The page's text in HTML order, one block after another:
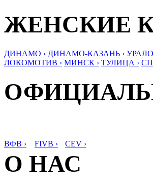
ЖЕНСКИЕ
ДИНАМО › ДИНАМО-КАЗАНЬ ›
ЛОКОМОТИВ › МИНСК › ТУЛИЦА ›
ВФВ › FIVB › CEV ›
О НАС